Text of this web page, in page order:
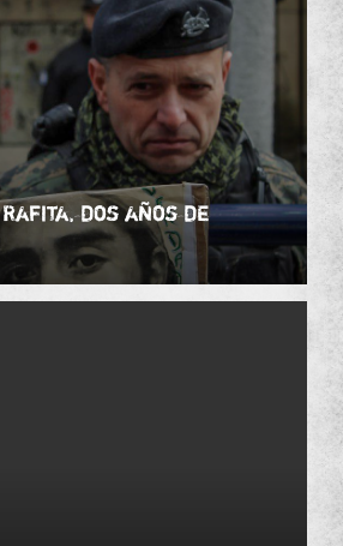
dos años de